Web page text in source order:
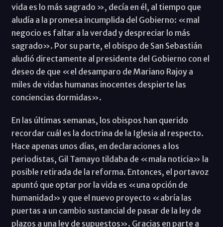
vida es lo más sagrado », decía en él, al tiempo que
aludía a la promesa incumplida del Gobierno: «mal
negocio es faltar a la verdad y despreciar lo más
sagrado». Por su parte, el obispo de San Sebastián
aludió directamente al presidente del Gobierno con el
deseo de que «el desamparo de Mariano Rajoy a
miles de vidas humanas inocentes despierte las
conciencias dormidas».
En las últimas semanas, los obispos han querido
recordar cuál es la doctrina de la Iglesia al respecto.
Hace apenas unos días, en declaraciones a los
periodistas, Gil Tamayo tildaba de «mala noticia» la
posible retirada de la reforma. Entonces, el portavoz
apuntó que optar por la vida es «una opción de
humanidad» y que el nuevo proyecto «abría las
puertas a un cambio sustancial de pasar de la ley de
plazos a una ley de supuestos». Gracias en parte a